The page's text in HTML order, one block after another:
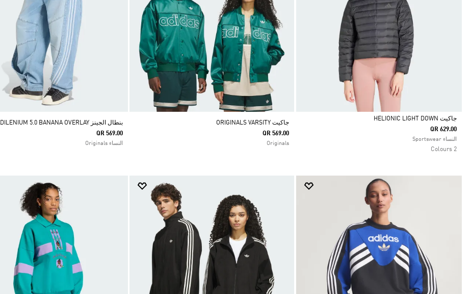
Selected
جاكيت HELIONIC LIGHT DOWN
QR 629.00
النساء Sportswear
2 Colours
جاكيت ORIGINALS VARSITY
QR 569.00
Originals
بنطال الجينز ADILENIUM 5.0 BANANA OVERLAY
QR 569.00
النساء Originals